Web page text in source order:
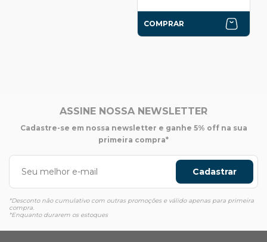
COMPRAR
ASSINE NOSSA NEWSLETTER
Cadastre-se em nossa newsletter e ganhe 5% off na sua
primeira compra*
Cadastrar
*Desconto não cumulativo com outras promoções e válido apenas para primeira
compra.
*Enquanto durarem os estoques